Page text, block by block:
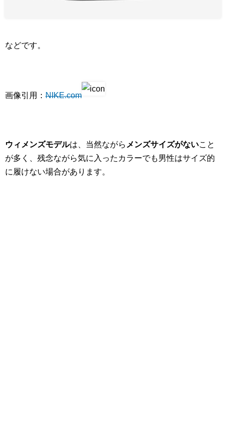
などです。
画像引用： NIKE.com
ウィメンズモデルは、当然ながら メンズサイズがないこと
が多く、残念ながら気に入ったカラーでも男性はサイズ的
に履けない場合があります。